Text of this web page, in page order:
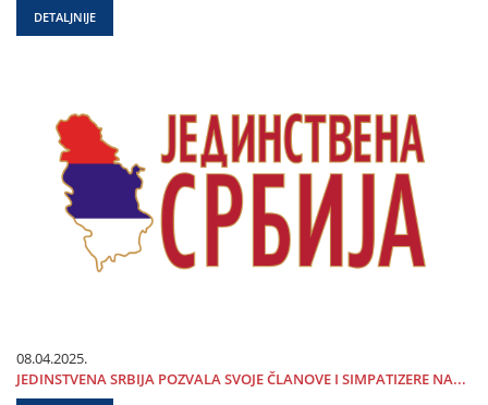
DETALJNIJE
08.04.2025.
ЈEDINSTVENA SRBIЈA POZVALA SVOЈE ČLANOVE I SIMPATIZERE NA...